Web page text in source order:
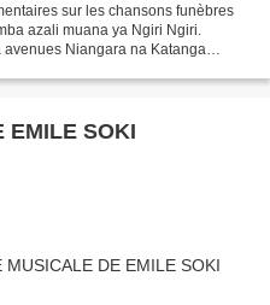
sur les chansons funèbres
azali muana ya Ngiri Ngiri.
Niangara na Katanga
EMILE SOKI